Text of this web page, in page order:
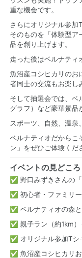
重な機会です。
さらにオリジナル参加
そのものを「体験型ア
品を創り上げます。
走った後はベルナティ
魚沼産コシヒカリのお
者同士の交流もお楽し
そして抽選会では、ベ
グラフ）など豪華景品
スポーツ、自然、温泉
ベルナティオだからこ
ン」をぜひご体験くだ
イベントの見どころ
✅ 野口みずきさんの
✅ 初心者・ファミリ
✅ ベルナティオの森
✅ 親子ラン（約1km）
✅ オリジナル参加Tシ
✅ 魚沼産コシヒカリ